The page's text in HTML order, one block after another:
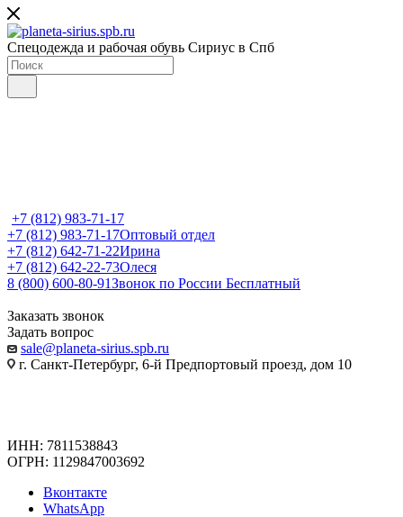
Спецодежда и рабочая обувь Сириус в Спб
+7 (812) 983-71-17
+7 (812) 983-71-17Оптовый отдел
+7 (812) 642-71-22Ирина
+7 (812) 642-22-73Олеся
8 (800) 600-80-91Звонок по России Бесплатный
Заказать звонок
Задать вопрос
sale@planeta-sirius.spb.ru
г. Санкт-Петербург, 6-й Предпортовый проезд, дом 10
ИНН: 7811538843
ОГРН: 1129847003692
Вконтакте
WhatsApp